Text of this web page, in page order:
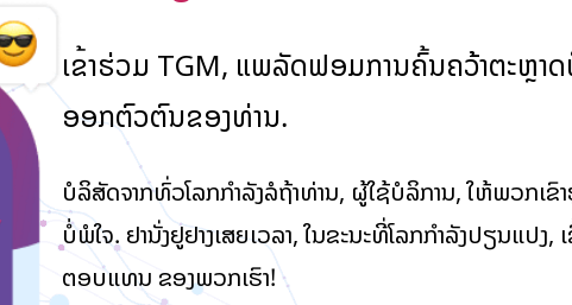
ເຂົ້າຮ່ວມ TGM, ແພລັດຟອມການຄົ້ນຄວ້າຕະຫຼາ
ອອກຕົວຕົນຂອງທ່ານ.
ບໍລິສັດຈາກທົ່ວໂລກກໍາລັງລໍຖ້າທ່ານ, ຜູ້ໃຊ້ບໍລິການ, ໃຫ້ພວກເຂົ
ບໍ່ພໍໃຈ. ຢ່ານັ່ງຢູ່ຢ່າງເສຍເວລາ, ໃນຂະນະທີ່ໂລກກຳລັງປ່ຽນແປ
ຕອບແທນ ຂອງພວກເຮົາ!